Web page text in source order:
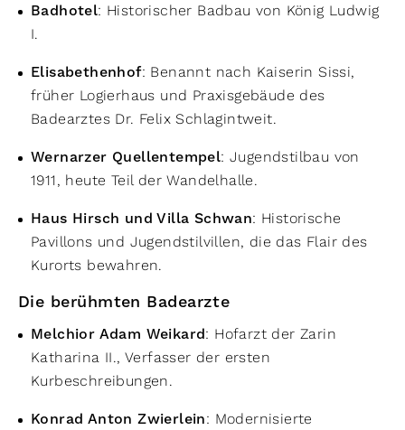
Badhotel: Historischer Badbau von König Ludwig
I.
Elisabethenhof: Benannt nach Kaiserin Sissi,
früher Logierhaus und Praxisgebäude des
Badearztes Dr. Felix Schlagintweit.
Wernarzer Quellentempel: Jugendstilbau von
1911, heute Teil der Wandelhalle.
Haus Hirsch und Villa Schwan: Historische
Pavillons und Jugendstilvillen, die das Flair des
Kurorts bewahren.
Die berühmten Badearzte
Melchior Adam Weikard: Hofarzt der Zarin
Katharina II., Verfasser der ersten
Kurbeschreibungen.
Konrad Anton Zwierlein: Modernisierte